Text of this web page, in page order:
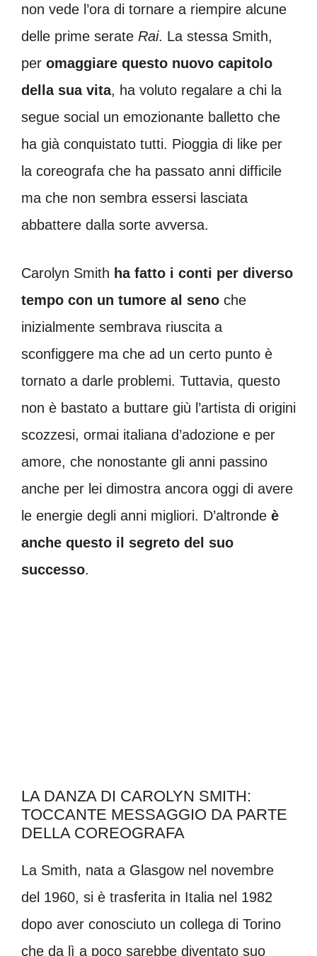
non vede l’ora di tornare a riempire alcune
delle prime serate Rai. La stessa Smith,
per omaggiare questo nuovo capitolo
della sua vita, ha voluto regalare a chi la
segue social un emozionante balletto che
ha già conquistato tutti. Pioggia di like per
la coreografa che ha passato anni difficile
ma che non sembra essersi lasciata
abbattere dalla sorte avversa.
Carolyn Smith ha fatto i conti per diverso
tempo con un tumore al seno che
inizialmente sembrava riuscita a
sconfiggere ma che ad un certo punto è
tornato a darle problemi. Tuttavia, questo
non è bastato a buttare giù l’artista di origini
scozzesi, ormai italiana d’adozione e per
amore, che nonostante gli anni passino
anche per lei dimostra ancora oggi di avere
le energie degli anni migliori. D’altronde è
anche questo il segreto del suo
successo.
LA DANZA DI CAROLYN SMITH:
TOCCANTE MESSAGGIO DA PARTE
DELLA COREOGRAFA
La Smith, nata a Glasgow nel novembre
del 1960, si è trasferita in Italia nel 1982
dopo aver conosciuto un collega di Torino
che da lì a poco sarebbe diventato suo